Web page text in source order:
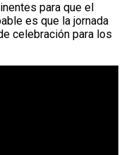
para que el
es que la jornada
celebración para los